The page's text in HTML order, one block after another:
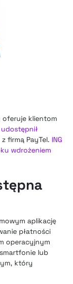
klientom
firmą PayTel. ING
wdrożeniem
aplikację
płatności
operacyjnym
lub
który